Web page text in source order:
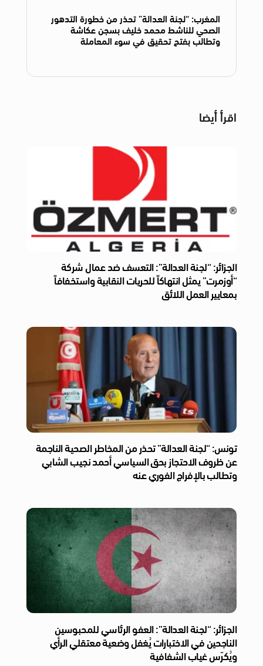
المغرب: “لجنة العدالة” تحذر من خطورة التدهور
الصحي للناشط محمد خليف بسجن عكاشة
وتطالب بفتح تحقيق في سوء المعاملة
اقرأ أيضا
الجزائر: “لجنة العدالة”: التعسف ضد عمال شركة
“أوزمرت” يمثل انتهاكاً للحريات النقابية واستخفافاً
بمعايير العمل اللائق
تونس: “لجنة العدالة” تحذر من المخاطر الصحية الناجمة
عن ظروف الاحتجاز بحق السياسي أحمد نجيب الشابي
وتطالب بالإفراج الفوري عنه
الجزائر: “لجنة العدالة”: العفو الرئاسي للمحبوسين
الناجحين في الاختبارات يُغفل وضعية معتقلي الرأي
ويُكرّس غياب الشفافية